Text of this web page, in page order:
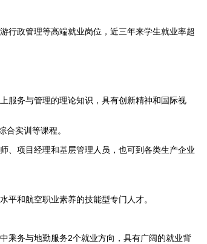
行政管理等高端就业岗位，近三年来学生就业率超
服务与管理的理论知识，具有创新精神和国际视
实训等课程。
、项目经理和基层管理人员，也可到各类生产企业
平和航空职业素养的技能型专门人才。
乘务与地勤服务2个就业方向，具有广阔的就业背